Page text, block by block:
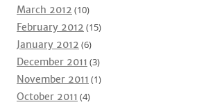
March 2012 (10)
February 2012 (15)
January 2012 (6)
December 2011 (3)
November 2011 (1)
October 2011 (4)